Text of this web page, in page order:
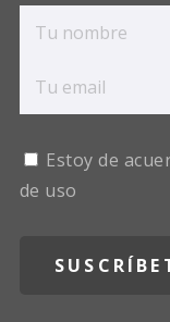
Estoy de
de uso